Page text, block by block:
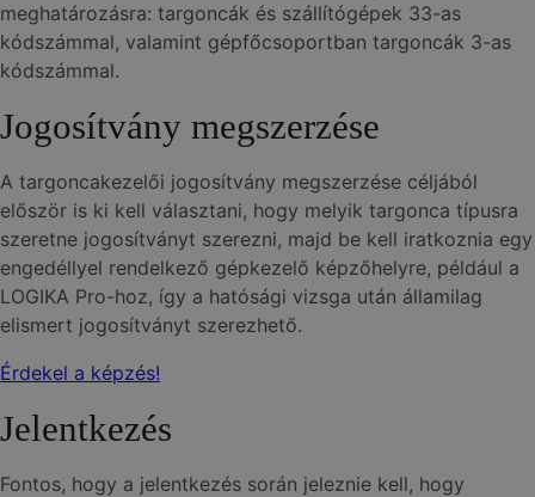
meghatározásra: targoncák és szállítógépek 33-as
kódszámmal, valamint gépfőcsoportban targoncák 3-as
kódszámmal.
Jogosítvány megszerzése
A targoncakezelői jogosítvány megszerzése céljából
először is ki kell választani, hogy melyik targonca típusra
szeretne jogosítványt szerezni, majd be kell iratkoznia egy
engedéllyel rendelkező gépkezelő képzőhelyre, például a
LOGIKA Pro-hoz, így a hatósági vizsga után államilag
elismert jogosítványt szerezhető.
Érdekel a képzés!
Jelentkezés
Fontos, hogy a jelentkezés során jeleznie kell, hogy